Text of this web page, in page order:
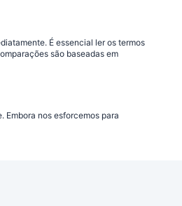
É essencial ler os termos
são baseadas em
nos esforcemos para